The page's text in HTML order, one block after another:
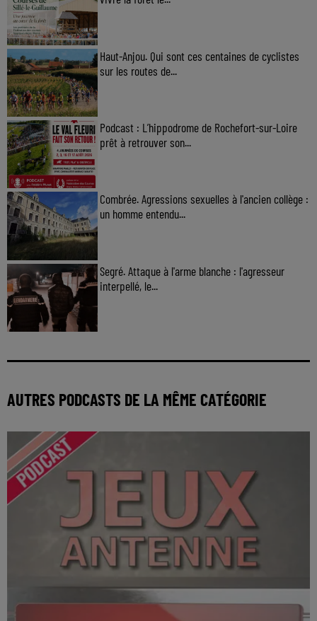
Haut-Anjou. Qui sont ces centaines de cyclistes
sur les routes de...
Podcast : L’hippodrome de Rochefort-sur-Loire
prêt à retrouver son...
Combrée. Agressions sexuelles à l'ancien collège :
un homme entendu...
Segré. Attaque à l'arme blanche : l'agresseur
interpellé, le...
AUTRES PODCASTS DE LA MÊME CATÉGORIE